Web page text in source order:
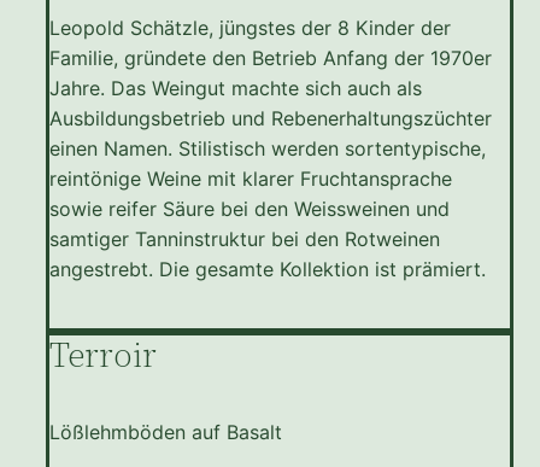
Leopold Schätzle, jüngstes der 8 Kinder der
Familie, gründete den Betrieb Anfang der 1970er
Jahre. Das Weingut machte sich auch als
Ausbildungsbetrieb und Rebenerhaltungszüchter
einen Namen. Stilistisch werden sortentypische,
reintönige Weine mit klarer Fruchtansprache
sowie reifer Säure bei den Weissweinen und
samtiger Tanninstruktur bei den Rotweinen
angestrebt. Die gesamte Kollektion ist prämiert.
Terroir
Lößlehmböden auf Basalt